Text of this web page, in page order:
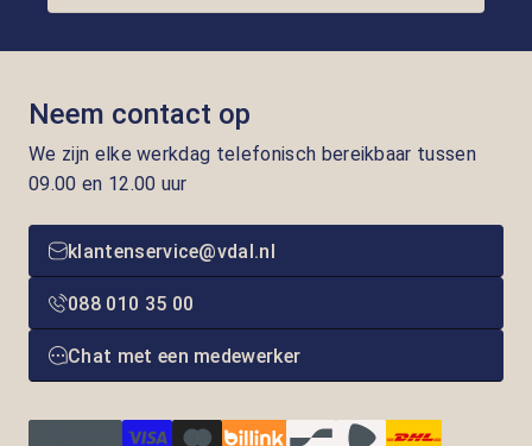
Neem contact op
We zijn elke werkdag telefonisch bereikbaar tussen
09.00 en 12.00 uur
klantenservice@vdal.nl
088 010 35 00
Chat met een medewerker